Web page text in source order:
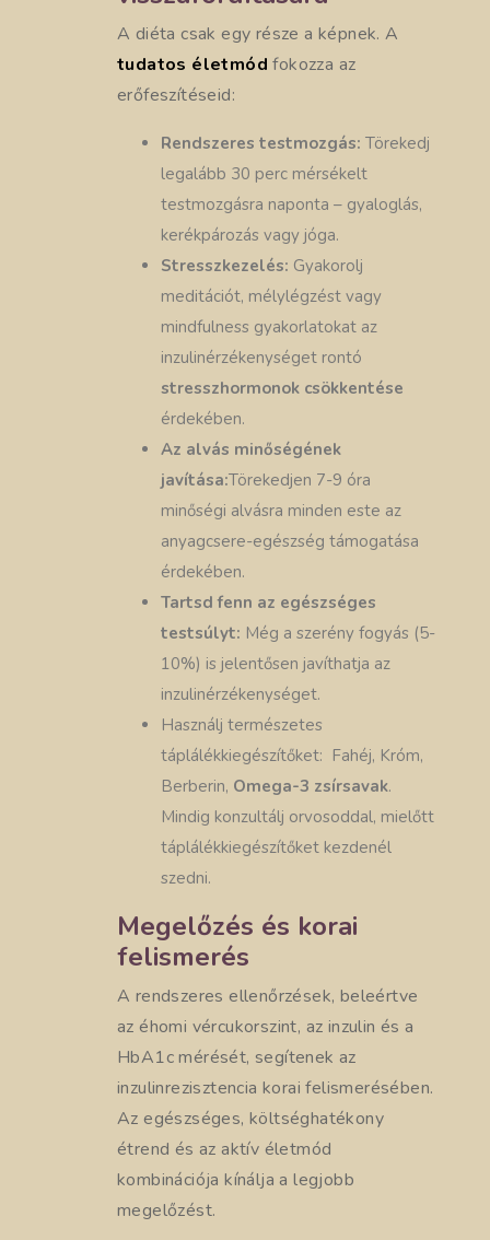
A diéta csak egy része a képnek. A
tudatos életmód fokozza az
erőfeszítéseid:
Rendszeres testmozgás: Törekedj
legalább 30 perc mérsékelt
testmozgásra naponta – gyaloglás,
kerékpározás vagy jóga.
Stresszkezelés: Gyakorolj
meditációt, mélylégzést vagy
mindfulness gyakorlatokat az
inzulinérzékenységet rontó
stresszhormonok csökkentése
érdekében.
Az alvás minőségének
javítása:Törekedjen 7-9 óra
minőségi alvásra minden este az
anyagcsere-egészség támogatása
érdekében.
Tartsd fenn az egészséges
testsúlyt: Még a szerény fogyás (5-
10%) is jelentősen javíthatja az
inzulinérzékenységet.
Használj természetes
táplálékkiegészítőket: Fahéj, Króm,
Berberin, Omega-3 zsírsavak.
Mindig konzultálj orvosoddal, mielőtt
táplálékkiegészítőket kezdenél
szedni.
Megelőzés és korai
felismerés
A rendszeres ellenőrzések, beleértve
az éhomi vércukorszint, az inzulin és a
HbA1c mérését, segítenek az
inzulinrezisztencia korai felismerésében.
Az egészséges, költséghatékony
étrend és az aktív életmód
kombinációja kínálja a legjobb
megelőzést.